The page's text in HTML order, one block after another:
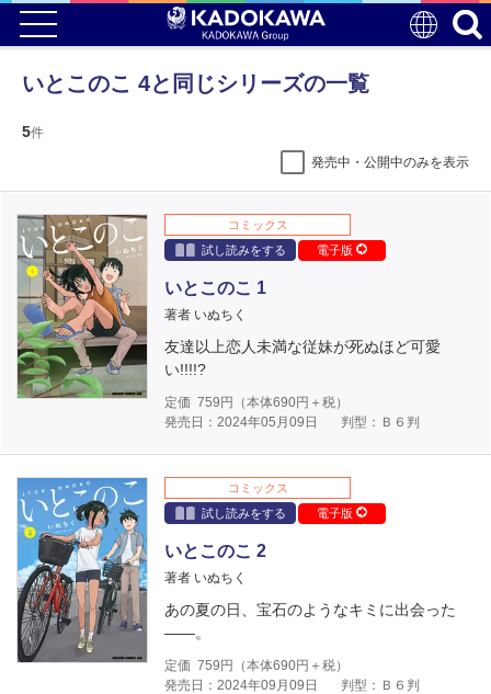
いとこのこ 4と同じシリーズの一覧
5件
発売中・公開中のみを表示
コミックス
試し読みをする
電子版
いとこのこ 1
著者 いぬちく
友達以上恋人未満な従妹が死ぬほど可愛
い!!!!?
定価 759 円（本体690円＋税）
発売日：2024年05月09日
判型：Ｂ６判
コミックス
試し読みをする
電子版
いとこのこ 2
著者 いぬちく
あの夏の日、宝石のようなキミに出会った
――。
定価 759 円（本体690円＋税）
発売日：2024年09月09日
判型：Ｂ６判